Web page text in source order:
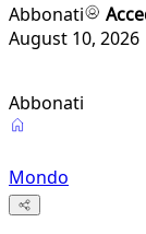
Abbonati
August 10, 2026
Abbonati
Mondo